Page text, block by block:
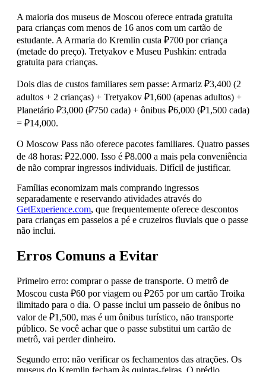
A maioria dos museus de Moscou oferece entrada gratuita
para crianças com menos de 16 anos com um cartão de
estudante. A Armaria do Kremlin custa ₽700 por criança
(metade do preço). Tretyakov e Museu Pushkin: entrada
gratuita para crianças.
Dois dias de custos familiares sem passe: Armariz ₽3,400 (2
adultos + 2 crianças) + Tretyakov ₽1,600 (apenas adultos) +
Planetário ₽3,000 (₽750 cada) + ônibus ₽6,000 (₽1,500 cada)
= ₽14,000.
O Moscow Pass não oferece pacotes familiares. Quatro passes
de 48 horas: ₽22.000. Isso é ₽8.000 a mais pela conveniência
de não comprar ingressos individuais. Difícil de justificar.
Famílias economizam mais comprando ingressos
separadamente e reservando atividades através do
GetExperience.com, que frequentemente oferece descontos
para crianças em passeios a pé e cruzeiros fluviais que o passe
não inclui.
Erros Comuns a Evitar
Primeiro erro: comprar o passe de transporte. O metrô de
Moscou custa ₽60 por viagem ou ₽265 por um cartão Troika
ilimitado para o dia. O passe inclui um passeio de ônibus no
valor de ₽1,500, mas é um ônibus turístico, não transporte
público. Se você achar que o passe substitui um cartão de
metrô, vai perder dinheiro.
Segundo erro: não verificar os fechamentos das atrações. Os
museus do Kremlin fecham às quintas-feiras. O prédio